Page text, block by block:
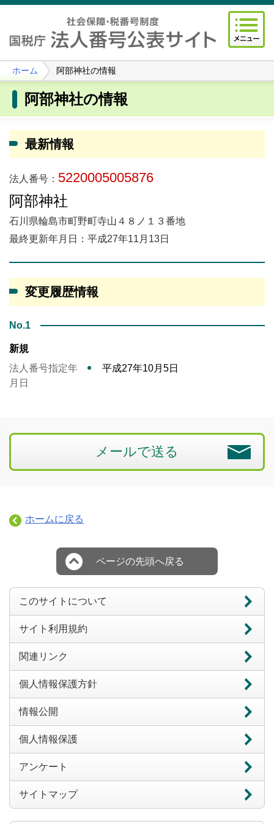
ホーム 阿部神社の情報
阿部神社の情報
最新情報
法人番号： 5220005005876
阿部神社
石川県輪島市町野町寺山４８ノ１３番地
最終更新年月日：平成27年11月13日
変更履歴情報
No.1
新規
法人番号指定年
月日
平成27年10月5日
メールで送る
ホームに戻る
ページの先頭へ戻る
このサイトについて
サイト利用規約
関連リンク
個人情報保護方針
情報公開
個人情報保護
アンケート
サイトマップ